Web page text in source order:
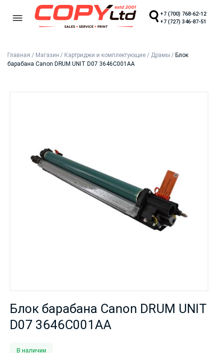
+7 (700) 768-62-12
+7 (727) 346-87-51
Главная / Магазин / Картриджи и комплектующие/ Драмы /Блок
барабана Canon DRUM UNIT D07 3646C001AA
Блок барабана Canon DRUM UNIT
D07 3646C001AA
В наличии